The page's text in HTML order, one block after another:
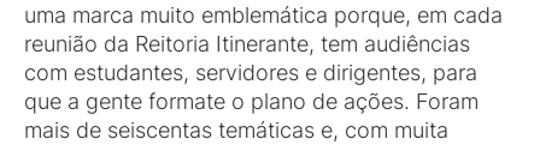
uma marca muito emblemática porque, em cada
reunião da Reitoria Itinerante, tem audiências
com estudantes, servidores e dirigentes, para
que a gente formate o plano de ações. Foram
mais de seiscentas temáticas e, com muita